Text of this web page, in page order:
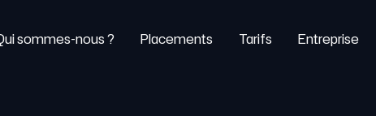
sommes-nous ? Placements Tarifs Entreprise